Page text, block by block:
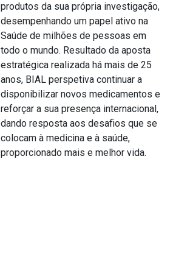
produtos da sua própria investigação,
desempenhando um papel ativo na
Saúde de milhões de pessoas em
todo o mundo. Resultado da aposta
estratégica realizada há mais de 25
anos, BIAL perspetiva continuar a
disponibilizar novos medicamentos e
reforçar a sua presença internacional,
dando resposta aos desafios que se
colocam à medicina e à saúde,
proporcionado mais e melhor vida.